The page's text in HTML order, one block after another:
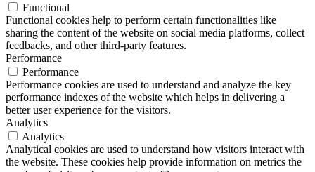
Functional
Functional cookies help to perform certain functionalities like
sharing the content of the website on social media platforms, collect
feedbacks, and other third-party features.
Performance
Performance
Performance cookies are used to understand and analyze the key
performance indexes of the website which helps in delivering a
better user experience for the visitors.
Analytics
Analytics
Analytical cookies are used to understand how visitors interact with
the website. These cookies help provide information on metrics the